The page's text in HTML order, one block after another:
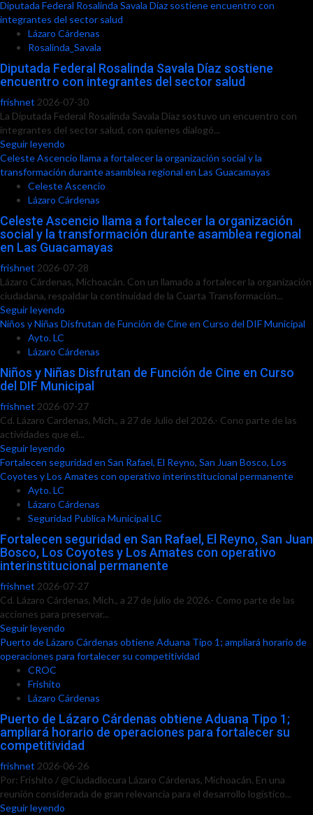
Diputada Federal Rosalinda Savala Díaz sostiene encuentro con
integrantes del sector salud
Lázaro Cárdenas
Rosalinda_Savala
Diputada Federal Rosalinda Savala Díaz sostiene
encuentro con integrantes del sector salud
frishnet 2026-07-30
La Diputada Federal Rosalinda Savala Díaz sostuvo un encuentro con
integrantes del sector salud, con quienes dialogó...
Seguir leyendo
Celeste Ascencio llama a fortalecer la organización social y la
transformación durante asamblea regional en Las Guacamayas
Celeste Ascencio
Lázaro Cárdenas
Celeste Ascencio llama a fortalecer la organización
social y la transformación durante asamblea regional
en Las Guacamayas
frishnet 2026-07-28
Lázaro Cárdenas, Michoacán. Con un llamado a fortalecer la organización
ciudadana, respaldar la continuidad de la Cuarta Transformación...
Seguir leyendo
Niños y Niñas Disfrutan de Función de Cine en Curso del DIF Municipal
Ayto. LC
Lázaro Cárdenas
Niños y Niñas Disfrutan de Función de Cine en Curso
del DIF Municipal
frishnet 2026-07-27
Cd. Lázaro Cardenas, Mich., a 27 de Julio del 2026.- Cono parte de las
actividades que el...
Seguir leyendo
Fortalecen seguridad en San Rafael, El Reyno, San Juan Bosco, Los
Coyotes y Los Amates con operativo interinstitucional permanente
Ayto. LC
Lázaro Cárdenas
Seguridad Publica Municipal LC
Fortalecen seguridad en San Rafael, El Reyno, San Juan
Bosco, Los Coyotes y Los Amates con operativo
interinstitucional permanente
frishnet 2026-07-27
Cd. Lázaro Cárdenas, Mich., a 27 de julio de 2026.- Como parte de las
acciones para preservar...
Seguir leyendo
Puerto de Lázaro Cárdenas obtiene Aduana Tipo 1; ampliará horario de
operaciones para fortalecer su competitividad
CROC
Frishito
Lázaro Cárdenas
Puerto de Lázaro Cárdenas obtiene Aduana Tipo 1;
ampliará horario de operaciones para fortalecer su
competitividad
frishnet 2026-06-26
Por: Frishito / @Ciudadlocura Lázaro Cárdenas, Michoacán. En una
reunión considerada de gran relevancia para el desarrollo logístico...
Seguir leyendo